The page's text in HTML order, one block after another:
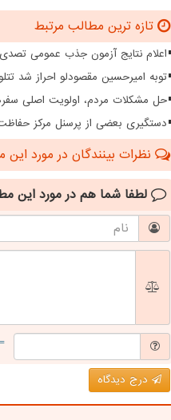
تازه ترین مطالب مرتبط
اعلام نتایج آزمون جذب عمومی تصدی
توبه امیرحسین مقصودلو احراز شد
حل مشکلات مردم، اولویت اصلی
دستگیری بعضی از پرسنل مرکز
نظرات بینندگان در مورد
لطفا شما هم در مورد این
= ۷
درج دیدگاه